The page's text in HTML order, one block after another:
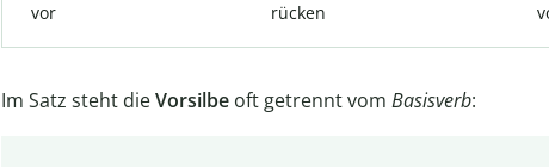
vor rücken
Im Satz steht dieVorsilbe oft getrennt vom Basisverb: